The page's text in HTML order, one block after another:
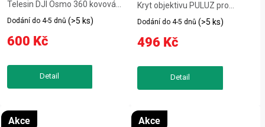
Dodání do 4-5 dnů (>5 ks)
600 Kč
Telesin DJI Osmo 360 kovová
klec je praktický produkt, který
usnadní každodenní používání
kompatibilního zařízení.
pro Osmo 360. TELESIN Metal...
Dodání do 4-5 dnů (>5 ks)
496 Kč
Kryt objektivu PULUZ pro
Insta360 X4 poskytuje
spolehlivou ochranu díky
tvrzenému optickému sklu s
otočným zámkem umožňuje
rychlou instalaci a...
Akce Akce